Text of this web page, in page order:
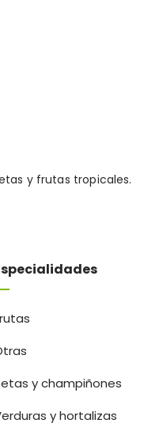
y frutas tropicales.
y champiñones
y hortalizas